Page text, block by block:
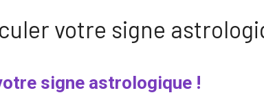
votre signe
signe astrologique !